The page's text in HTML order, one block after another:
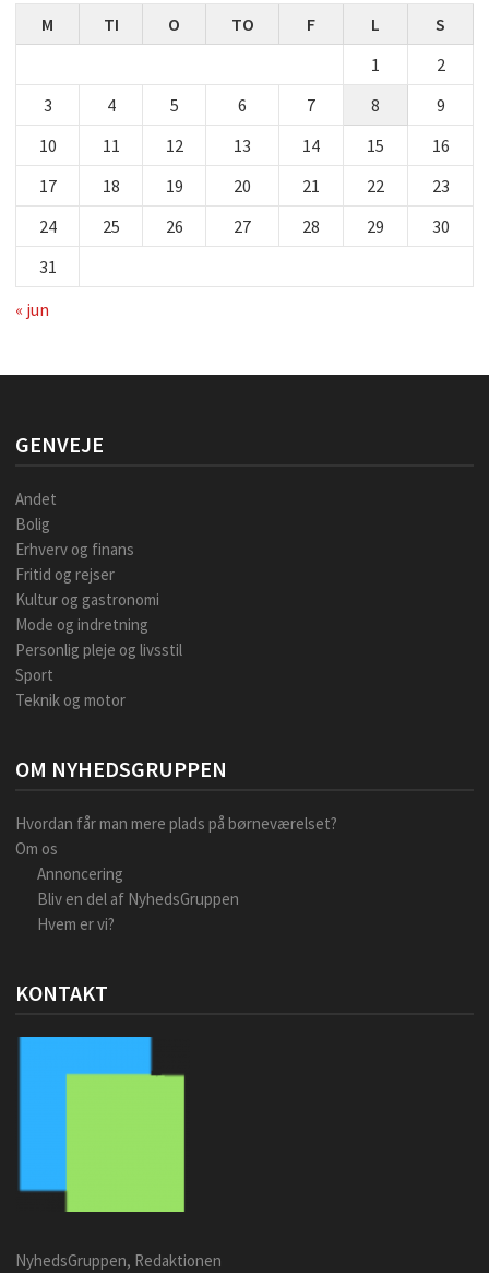
M TI O TO F L
S
1
2
3
4 5 6 7 8
9
10
11 12 13 14 15
16
17
18 19 20 21 22
23
24
25 26 27 28 29
30
31
« jun
GENVEJE
Andet
Bolig
Erhverv og finans
Fritid og rejser
Kultur og gastronomi
Mode og indretning
Personlig pleje og livsstil
Sport
Teknik og motor
OM NYHEDSGRUPPEN
Hvordan får man mere plads på børneværelset?
Om os
Annoncering
Bliv en del af NyhedsGruppen
Hvem er vi?
KONTAKT
NyhedsGruppen, Redaktionen